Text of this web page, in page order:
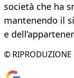
società che ha
mantenendo il
e
© RIPRODUZIONE